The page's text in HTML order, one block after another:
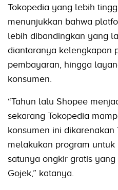
Tokopedia yang lebih
menunjukkan bahwa
lebih dibandingkan yang
diantaranya kelengkapan
pembayaran, hingga
konsumen.
“Tahun lalu Shopee
sekarang Tokopedia
konsumen ini
melakukan program
satunya ongkir gratis
Gojek,” katanya.